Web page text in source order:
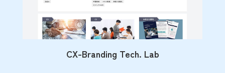
CX-Branding Tech. Lab